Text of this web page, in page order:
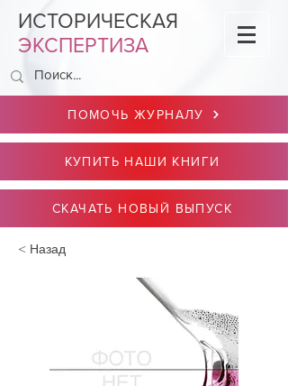
ИСТОРИЧЕСКАЯ
ЭКСПЕРТИЗА
ПОМОЧЬ ЖУРНАЛУ
КУПИТЬ НАШИ КНИГИ
СКАЧАТЬ НОВЫЙ ВЫПУСК
< Назад